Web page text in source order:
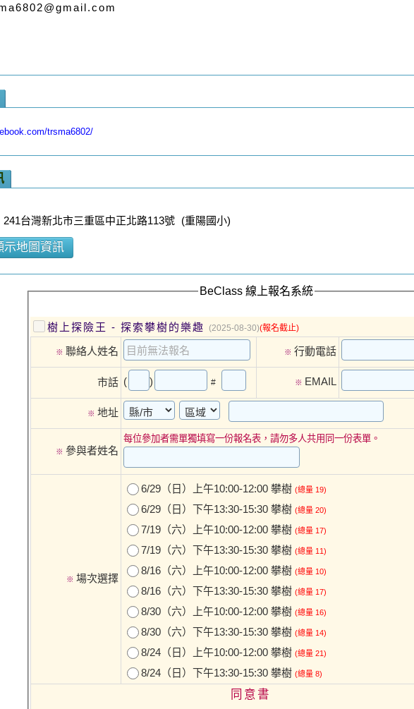
trsma6802/
241台灣新北市三重區中正北路113號 (重陽國小)
示地圖資訊
BeClass 線上報名系統
樹上探險王 - 探索攀樹的樂趣 (2025-08-30)(報名截止)
※ 聯絡人姓名 ※ 行動電話
市話 ( ) # ※ EMAIL
※ 地址
※ 參與者姓名
每位參加者需單獨填寫一份報名表，請勿多人共用同一份表單。
※ 場次選擇
6/29（日）上午10:00-12:00 攀樹 (總量 19)
6/29（日）下午13:30-15:30 攀樹 (總量 20)
7/19（六）上午10:00-12:00 攀樹 (總量 17)
7/19（六）下午13:30-15:30 攀樹 (總量 11)
8/16（六）上午10:00-12:00 攀樹 (總量 10)
8/16（六）下午13:30-15:30 攀樹 (總量 17)
8/30（六）上午10:00-12:00 攀樹 (總量 16)
8/30（六）下午13:30-15:30 攀樹 (總量 14)
8/24（日）上午10:00-12:00 攀樹 (總量 21)
8/24（日）下午13:30-15:30 攀樹 (總量 8)
同意書